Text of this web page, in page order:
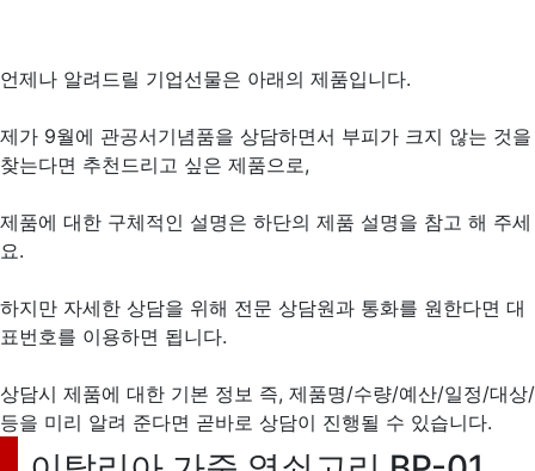
언제나 알려드릴 기업선물은 아래의 제품입니다.
제가 9월에 관공서기념품을 상담하면서 부피가 크지 않는 것을
찾는다면 추천드리고 싶은 제품으로,
제품에 대한 구체적인 설명은 하단의 제품 설명을 참고 해 주세
요.
하지만 자세한 상담을 위해 전문 상담원과 통화를 원한다면 대
표번호를 이용하면 됩니다.
상담시 제품에 대한 기본 정보 즉, 제품명/수량/예산/일정/대상/
등을 미리 알려 준다면 곧바로 상담이 진행될 수 있습니다.